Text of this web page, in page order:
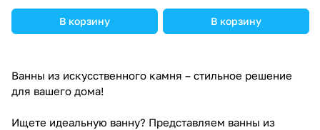
В корзину В корзину
Ванны из искусственного камня – стильное решение
для вашего дома!
Ищете идеальную ванну? Представляем ванны из